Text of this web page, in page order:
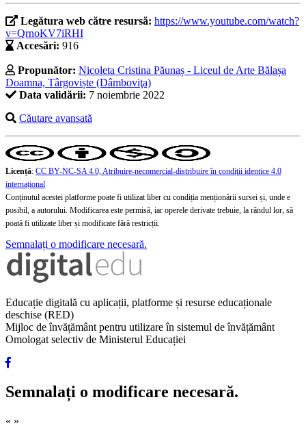
Legătura web către resursă: https://www.youtube.com/watch?
v=QrnoKV7iRHI
Accesări: 916
Propunător: Nicoleta Cristina Păunaș - Liceul de Arte Bălașa
Doamna, Târgoviște (Dâmboviţa)
Data validării: 7 noiembrie 2022
Căutare avansată
Licență: CC BY-NC-SA 4.0, Atribuire-necomercial-distribuire în condiţii identice 4.0
internațional
Conținutul acestei platforme poate fi utilizat liber cu condiția menționării sursei și, unde e
posibil, a autorului. Modificarea este permisă, iar operele derivate trebuie, la rândul lor, să
poată fi utilizate liber și modificate fără restricții.
Semnalați o modificare necesară.
Educație digitală cu aplicații, platforme și resurse educaționale
deschise (RED)
Mijloc de învățământ pentru utilizare în sistemul de învățământ
Omologat selectiv de Ministerul Educației
Semnalați o modificare necesară.
« »